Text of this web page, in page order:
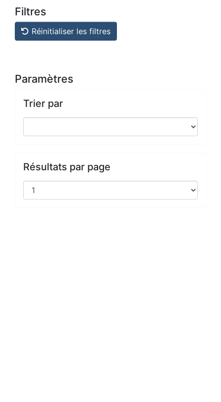
Filtres
Réinitialiser les filtres
Paramètres
Trier par
Résultats par page